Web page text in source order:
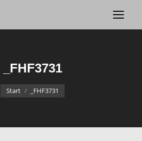
_FHF3731
Sie befinden sich hier:
Start _FHF3731